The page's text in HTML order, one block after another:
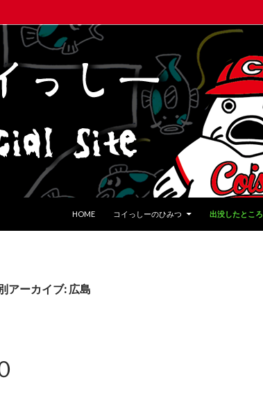
HOME
コイっしーのひみつ 出没したところ
アーカイブ: 広島